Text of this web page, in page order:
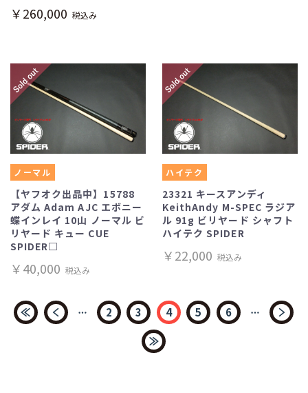
￥260,000 税込み
ノーマル
【ヤフオク出品中】15788
アダム Adam AJC エボニー
蝶インレイ 10山 ノーマル ビ
リヤード キュー CUE
SPIDER□
￥40,000 税込み
ハイテク
23321 キースアンディ
KeithAndy M-SPEC ラジア
ル 91g ビリヤード シャフト
ハイテク SPIDER
￥22,000 税込み
2 3 4 5 6